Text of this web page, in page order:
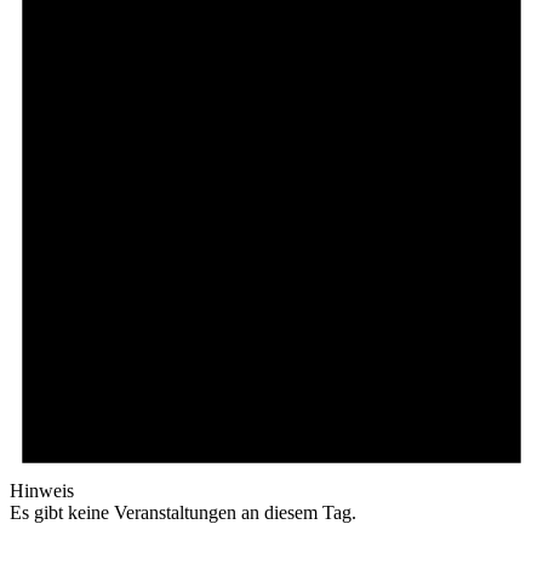
Hinweis
Es gibt keine Veranstaltungen an diesem Tag.